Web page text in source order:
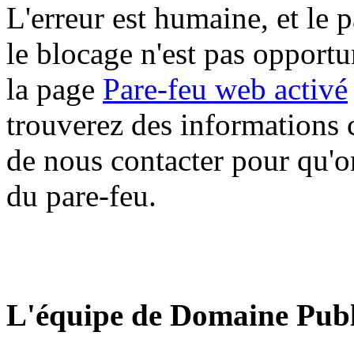
L'erreur est humaine, et le
le blocage n'est pas
la page Pare-feu web activé
trouverez des informations
de nous contacter pour
du pare-feu.
L'équipe de Domaine